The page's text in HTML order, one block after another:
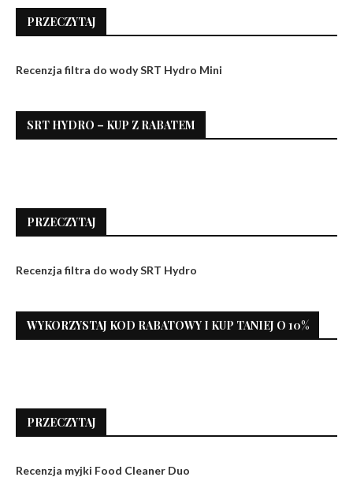
PRZECZYTAJ
Recenzja filtra do wody SRT Hydro Mini
SRT HYDRO – KUP Z RABATEM
PRZECZYTAJ
Recenzja filtra do wody SRT Hydro
WYKORZYSTAJ KOD RABATOWY I KUP TANIEJ O 10%
PRZECZYTAJ
Recenzja myjki Food Cleaner Duo